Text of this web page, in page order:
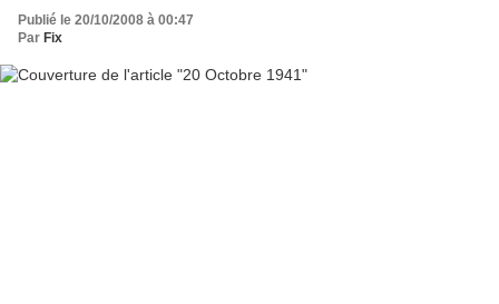
Publié le 20/10/2008 à 00:47
Par Fix